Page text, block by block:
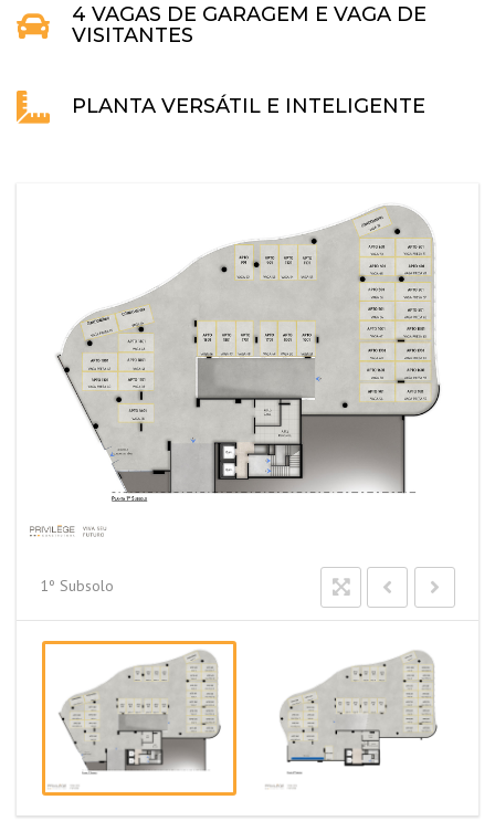
4 VAGAS DE GARAGEM E VAGA DE
VISITANTES
PLANTA VERSÁTIL E INTELIGENTE
1º Subsolo